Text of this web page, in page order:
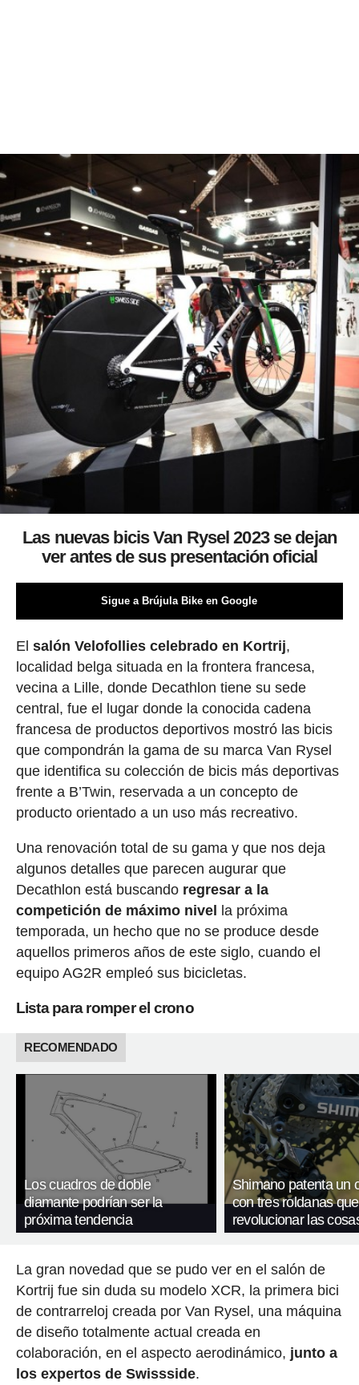
Las nuevas bicis Van Rysel 2023 se dejan
ver antes de sus presentación oficial
Sigue a Brújula Bike en Google
El salón Velofollies celebrado en Kortrij,
localidad belga situada en la frontera francesa,
vecina a Lille, donde Decathlon tiene su sede
central, fue el lugar donde la conocida cadena
francesa de productos deportivos mostró las bicis
que compondrán la gama de su marca Van Rysel
que identifica su colección de bicis más deportivas
frente a B’Twin, reservada a un concepto de
producto orientado a un uso más recreativo.
Una renovación total de su gama y que nos deja
algunos detalles que parecen augurar que
Decathlon está buscando regresar a la
competición de máximo nivel
la próxima
temporada, un hecho que no se produce desde
aquellos primeros años de este siglo, cuando el
equipo AG2R empleó sus bicicletas.
Lista para romper el crono
RECOMENDADO
Los cuadros de doble
diamante podrían ser la
próxima tendencia
Shimano patenta un
con tres roldanas
revolucionar las
La gran novedad que se pudo ver en el salón de
Kortrij fue sin duda su modelo XCR, la primera bici
de contrarreloj creada por Van Rysel, una máquina
de diseño totalmente actual creada en
colaboración, en el aspecto aerodinámico, junto a
los expertos de Swissside.